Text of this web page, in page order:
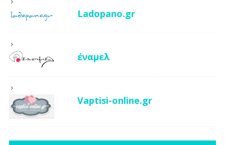
Ladopano.gr
έναμελ
Vaptisi-online.gr